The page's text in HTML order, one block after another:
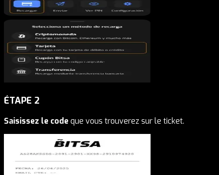
ÉTAPE 2
Saisissez le codeque vous trouverez sur le ticket.